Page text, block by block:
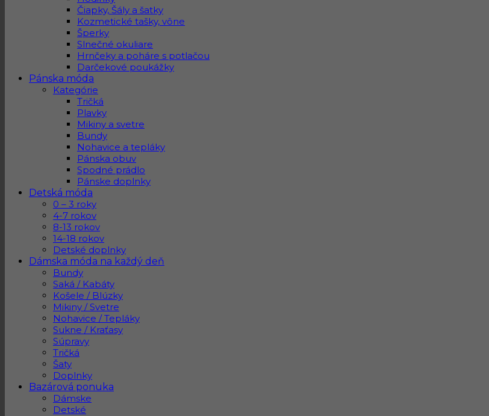
Čiapky, Šály a šatky
Kozmetické tašky, vône
Šperky
Slnečné okuliare
Hrnčeky a poháre s potlačou
Darčekové poukážky
Pánska móda
Kategórie
Tričká
Plavky
Mikiny a svetre
Bundy
Nohavice a tepláky
Pánska obuv
Spodné prádlo
Pánske doplnky
Detská móda
0 – 3 roky
4-7 rokov
8-13 rokov
14-18 rokov
Detské doplnky
Dámska móda na každý deň
Bundy
Saká / Kabáty
Košele / Blúzky
Mikiny / Svetre
Nohavice / Tepláky
Sukne / Kraťasy
Súpravy
Tričká
Šaty
Doplnky
Bazárová ponuka
Dámske
Detské